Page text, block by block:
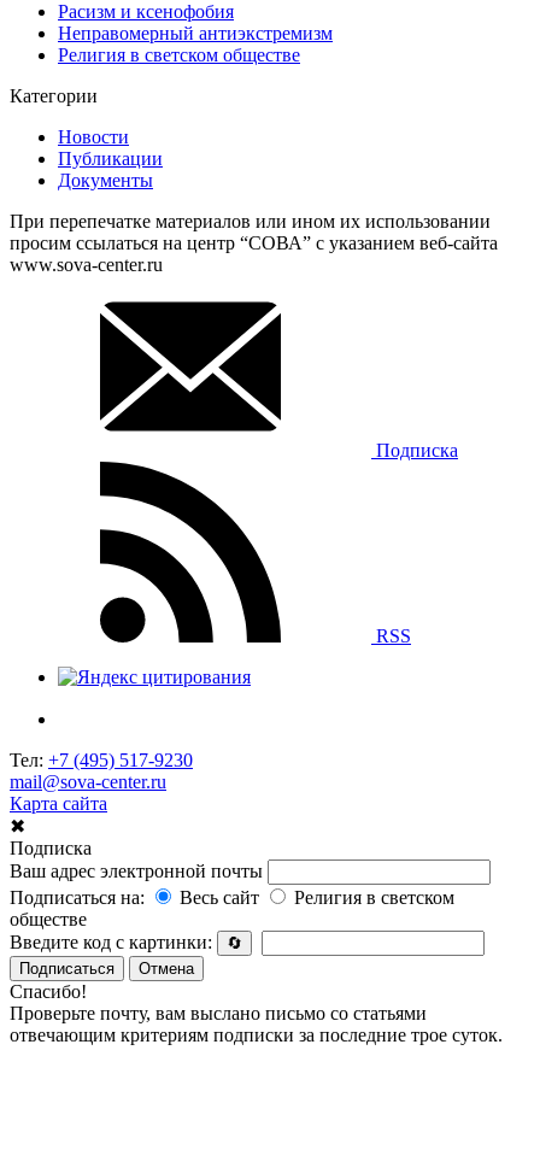
Расизм и ксенофобия
Неправомерный антиэкстремизм
Религия в светском обществе
Категории
Новости
Публикации
Документы
При перепечатке материалов или ином их использовании
просим ссылаться на центр “СОВА” с указанием веб-сайта
www.sova-center.ru
Подписка
RSS
Тел: +7 (495) 517-9230
mail@sova-center.ru
Карта сайта
✖
Подписка
Ваш адрес электронной почты
Подписаться на:
Весь сайт
Религия в светском
обществе
Введите код с картинки:
🔄
Подписаться
Отмена
Спасибо!
Проверьте почту, вам выслано письмо со статьями
отвечающим критериям подписки за последние трое суток.